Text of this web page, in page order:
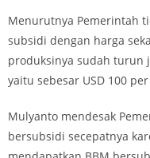
Menurutnya Pemerintah
subsidi dengan harga
produksinya sudah turun
yaitu sebesar USD 100
Mulyanto mendesak
bersubsidi secepatnya